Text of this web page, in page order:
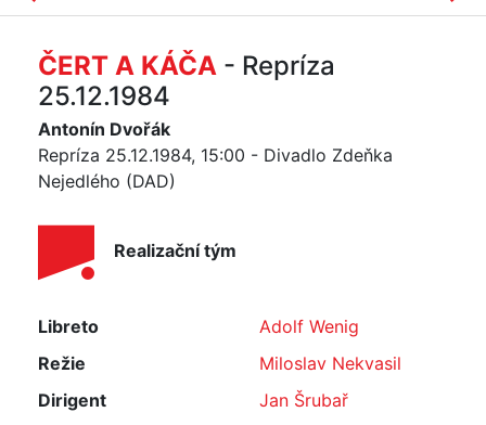
ČERT A KÁČA - Repríza
25.12.1984
Antonín Dvořák
Repríza 25.12.1984, 15:00 - Divadlo Zdeňka
Nejedlého (DAD)
Realizační tým
Libreto
Adolf Wenig
Režie
Miloslav Nekvasil
Dirigent
Jan Šrubař